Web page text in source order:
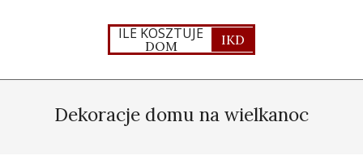
ILE KOSZTUJE
DOM IKD
NavigationDekoracje domu na wielkanoc